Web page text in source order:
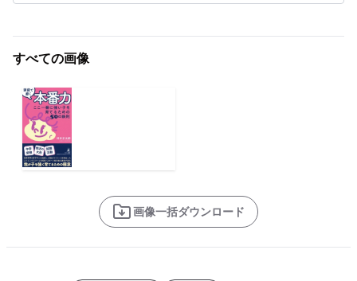
すべての画像
画像一括ダウンロード